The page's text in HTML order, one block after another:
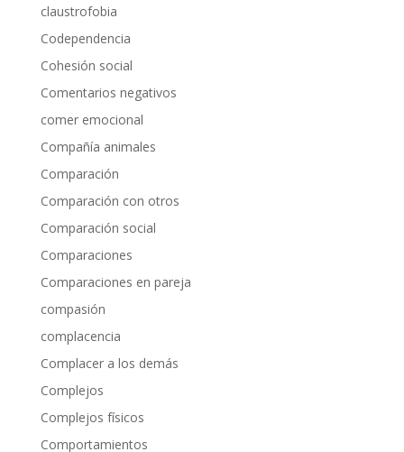
claustrofobia
Codependencia
Cohesión social
Comentarios negativos
comer emocional
Compañía animales
Comparación
Comparación con otros
Comparación social
Comparaciones
Comparaciones en pareja
compasión
complacencia
Complacer a los demás
Complejos
Complejos físicos
Comportamientos